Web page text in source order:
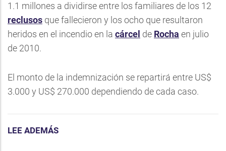
1.1 millones a dividirse entre los familiares de los 12
reclusos que fallecieron y los ocho que resultaron
heridos en el incendio en la cárcel de Rocha en julio
de 2010.
El monto de la indemnización se repartirá entre US$
3.000 y US$ 270.000 dependiendo de cada caso.
LEE ADEMÁS